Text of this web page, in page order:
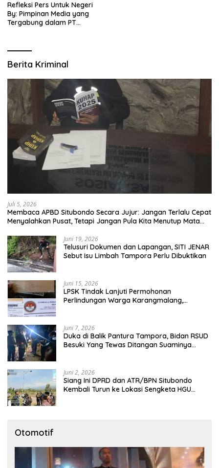
Refleksi Pers Untuk Negeri
By: Pimpinan Media yang
Tergabung dalam PT
Berita Kriminal
Juli 5, 2026
Membaca APBD Situbondo Secara Jujur: Jangan Terlalu Cepat
Menyalahkan Pusat, Tetapi Jangan Pula Kita Menutup Mata
Juni 19, 2026
Telusuri Dokumen dan Lapangan, SITI JENAR
Sebut Isu Limbah Tampora Perlu Dibuktikan
Juni 15, 2026
LPSK Tindak Lanjuti Permohonan
Perlindungan Warga Karangmalang,
Juni 7, 2026
Duka di Balik Pantura Tampora, Bidan RSUD
Besuki Yang Tewas Ditangan Suaminya
Juni 2, 2026
Siang Ini DPRD dan ATR/BPN Situbondo
Kembali Turun ke Lokasi Sengketa HGU
Otomotif